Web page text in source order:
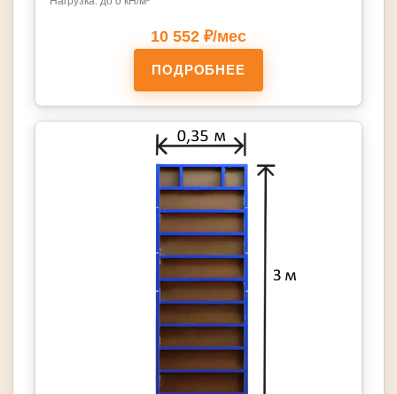
10 552 ₽/мес
ПОДРОБНЕЕ